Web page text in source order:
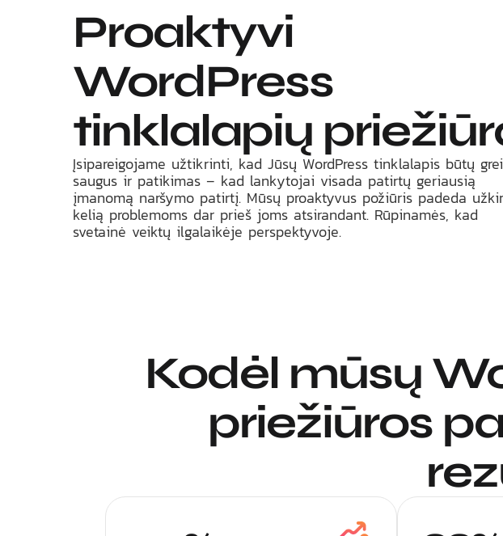
Proaktyvi
WordPress
tinklalapių
Įsipareigojame užtikrinti, kad Jūsų WordPress tinklalapis būtų
saugus ir patikimas – kad lankytojai visada patirtų geriausią
įmanomą naršymo patirtį. Mūsų proaktyvus požiūris padeda
kelią problemoms dar prieš joms atsirandant. Rūpinamės, kad
svetainė veiktų ilgalaikėje perspektyvoje.
Kodėl mūsų
priežiūros